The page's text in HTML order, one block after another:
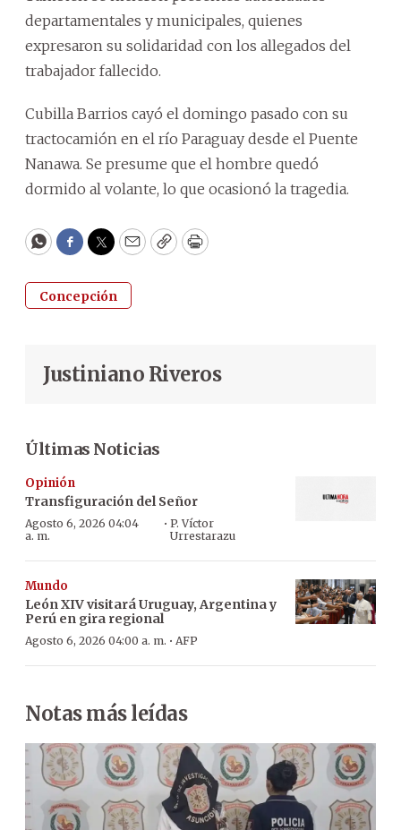
departamentales y municipales, quienes
expresaron su solidaridad con los allegados del
trabajador fallecido.
Cubilla Barrios cayó el domingo pasado con su
tractocamión en el río Paraguay desde el Puente
Nanawa. Se presume que el hombre quedó
dormido al volante, lo que ocasionó la tragedia.
WhatsApp
Facebook
Twitter
EmailCopyPrint
Concepción
Justiniano Riveros
Últimas Noticias
Opinión
Transfiguración del Señor
Agosto 6, 2026 04:04
a. m.
· P. Víctor
Urrestarazu
Mundo
León XIV visitará Uruguay, Argentina y
Perú en gira regional
Agosto 6, 2026 04:00 a. m. · AFP
Notas más leídas